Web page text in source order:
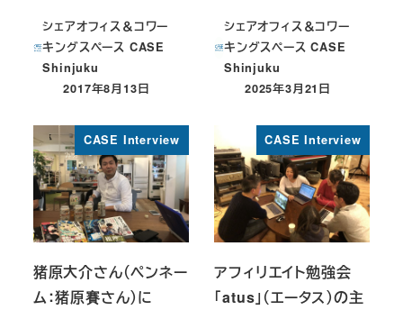
シェアオフィス＆コワー
キングスペース CASE
Shinjuku
投稿日
2017年8月13日
シェアオフィス＆コワー
キングスペース CASE
Shinjuku
投稿日
2025年3月21日
CASE Interview
猪原大介さん（ペンネー
ム：猪原賽さん）に
CASE Interview
アフィリエイト勉強会
「atus」（エータス）の主